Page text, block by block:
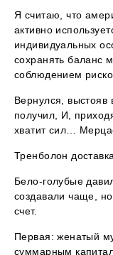
Я считаю, что
активно
индивидуальных
сохранять баланс
соблюдением
Вернулся,
получил, И,
хватит сил…
Тренболон
Бело-голубые
создавали чаще,
счет.
Первая: женатый
суммарным